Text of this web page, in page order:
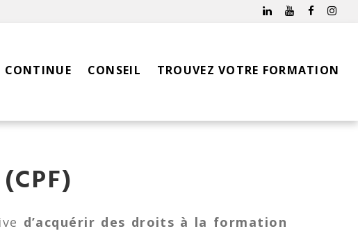
CONTINUE CONSEIL TROUVEZ VOTRE FORMATION
d’acquérir des droits à la formation